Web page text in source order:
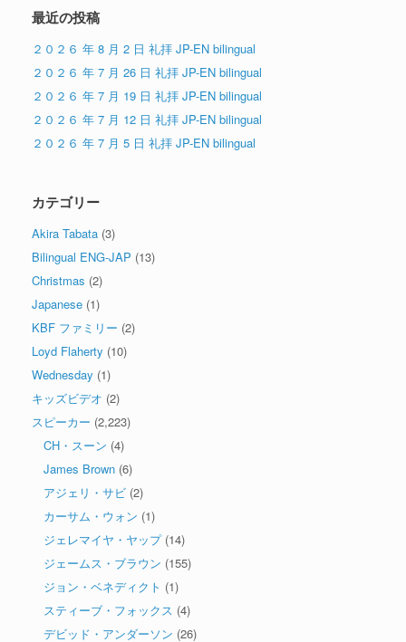
最近の投稿
２０２６ 年 8 月 2 日 礼拝 JP-EN bilingual
２０２６ 年 7 月 26 日 礼拝 JP-EN bilingual
２０２６ 年 7 月 19 日 礼拝 JP-EN bilingual
２０２６ 年 7 月 12 日 礼拝 JP-EN bilingual
２０２６ 年 7 月 5 日 礼拝 JP-EN bilingual
カテゴリー
Akira Tabata (3)
Bilingual ENG-JAP (13)
Christmas (2)
Japanese (1)
KBF ファミリー (2)
Loyd Flaherty (10)
Wednesday (1)
キッズビデオ (2)
スピーカー (2,223)
CH・スーン (4)
James Brown (6)
アジェリ・サビ (2)
カーサム・ウォン (1)
ジェレマイヤ・ヤップ(14)
ジェームス・ブラウン (155)
ジョン・ベネディクト (1)
スティーブ・フォックス (4)
デビッド・アンダーソン (26)